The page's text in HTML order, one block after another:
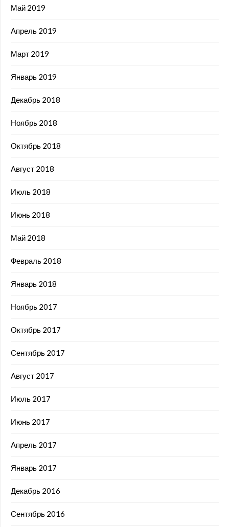
Май 2019
Апрель 2019
Март 2019
Январь 2019
Декабрь 2018
Ноябрь 2018
Октябрь 2018
Август 2018
Июль 2018
Июнь 2018
Май 2018
Февраль 2018
Январь 2018
Ноябрь 2017
Октябрь 2017
Сентябрь 2017
Август 2017
Июль 2017
Июнь 2017
Апрель 2017
Январь 2017
Декабрь 2016
Сентябрь 2016